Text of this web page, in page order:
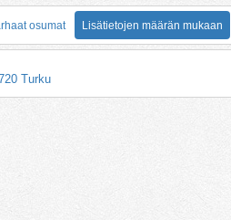
osumat Lisätietojen määrän mukaan
Turku